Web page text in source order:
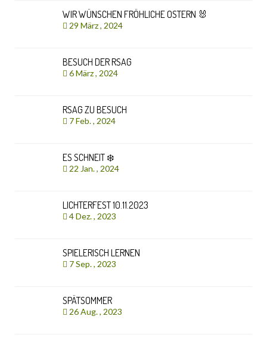
WIR WÜNSCHEN FRÖHLICHE OSTERN 🐰
29 März , 2024
BESUCH DER RSAG
6 März , 2024
RSAG ZU BESUCH
7 Feb. , 2024
ES SCHNEIT ❄️
22 Jan. , 2024
LICHTERFEST 10.11.2023
4 Dez. , 2023
SPIELERISCH LERNEN
7 Sep. , 2023
SPÄTSOMMER
26 Aug. , 2023